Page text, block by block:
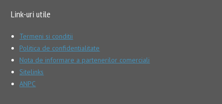
Link-uri utile
Termeni si conditii
Politica de confidentialitate
Nota de informare a partenerilor comerciali
Sitelinks
ANPC